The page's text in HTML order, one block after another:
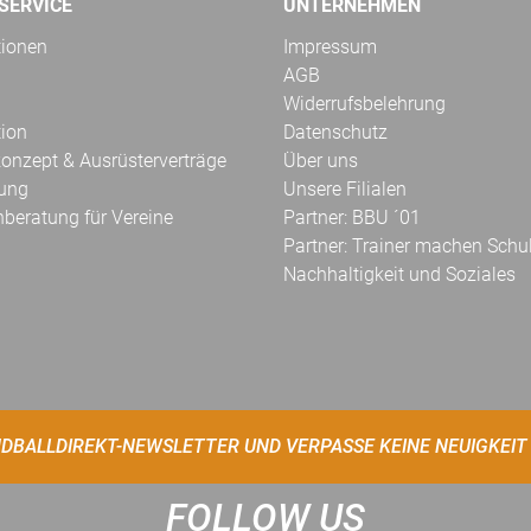
& Ausrüsterverträge
für Vereine
UNTERNEHMEN
Impressum
AGB
Widerrufsbelehrung
Datenschutz
Über uns
Unsere Filialen
Partner: BBU ´01
Partner: Trainer machen
Nachhaltigkeit und Soziales
NEWSLETTER UND VERPASSE KEINE
FOLLOW US